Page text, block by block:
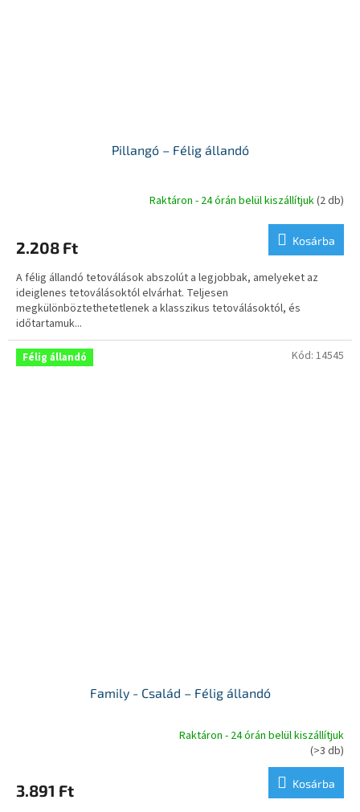
Pillangó – Félig állandó
értékelése
ből
5,0
csillag.
Raktáron - 24 órán belül kiszállítjuk(2 db)
2.208 Ft Kosárba
A félig állandó tetoválások abszolút a legjobbak, amelyeket az
ideiglenes tetoválásoktól elvárhat. Teljesen
megkülönböztethetetlenek a klasszikus tetoválásoktól, és
időtartamuk...
Félig állandó
Family - Család – Félig állandó
értékelése
Raktáron - 24 órán belül kiszállítjuk
(>3 db)
3.891 Ft Kosárba
Kód: 14545